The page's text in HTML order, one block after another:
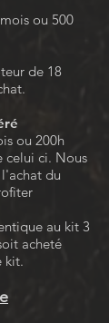
ou 500
de 18
ou 200h
celui ci. Nous
du
au kit 3
acheté
kit.